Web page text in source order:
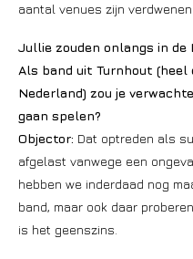
aantal venues zijn verdwenen.
Jullie zouden onlangs in
Als band uit Turnhout
Nederland) zou je
gaan spelen?
Objector: Dat optreden als
afgelast vanwege een
hebben we inderdaad nog
band, maar ook daar
is het geenszins.